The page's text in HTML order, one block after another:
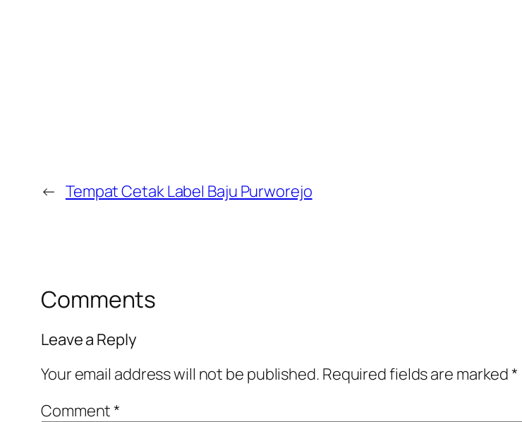
← Tempat Cetak Label Baju Purworejo
Comments
Leave a Reply
Your email address will not be published. Required fields are marked*
Comment*